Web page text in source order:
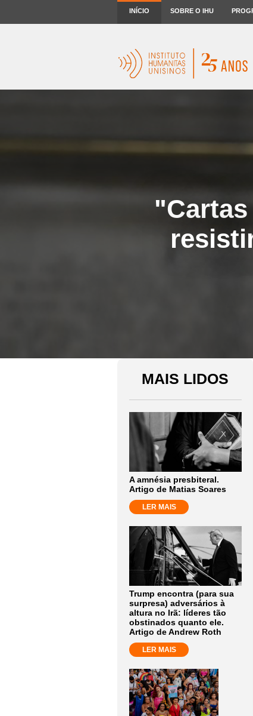
INÍCIO SOBRE O IHU
MAIS LIDOS
A amnésia presbiteral.
Artigo de Matias Soares
LER MAIS
Trump encontra (para sua
surpresa) adversários à
altura no Irã: líderes tão
obstinados quanto ele.
Artigo de Andrew Roth
LER MAIS